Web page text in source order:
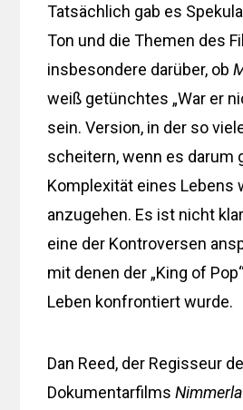
Tatsächlich gab es
Ton und die Themen des
insbesondere darüber, ob
weiß getünchtes „War er
sein. Version, in der so
scheitern, wenn es darum
Komplexität eines Lebens
anzugehen. Es ist nicht
eine der Kontroversen
mit denen der „King of
Leben konfrontiert wurde.
Dan Reed, der Regisseur
Dokumentarfilms